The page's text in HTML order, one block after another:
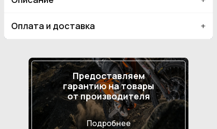
Оплата и доставка
Предоставляем
гарантию на товары
от производителя
Подробнее